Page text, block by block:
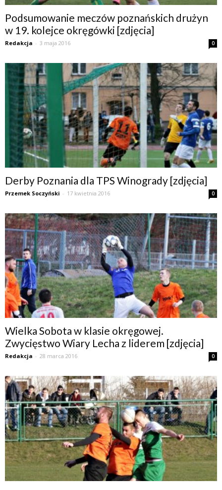
Podsumowanie meczów poznańskich drużyn
w 19. kolejce okręgówki [zdjęcia]
Redakcja - 3 maja 2016 0
Derby Poznania dla TPS Winogrady [zdjęcia]
Przemek Soczyński - 17 kwietnia 2016 0
Wielka Sobota w klasie okręgowej.
Zwycięstwo Wiary Lecha z liderem [zdjęcia]
Redakcja - 28 marca 2016 0